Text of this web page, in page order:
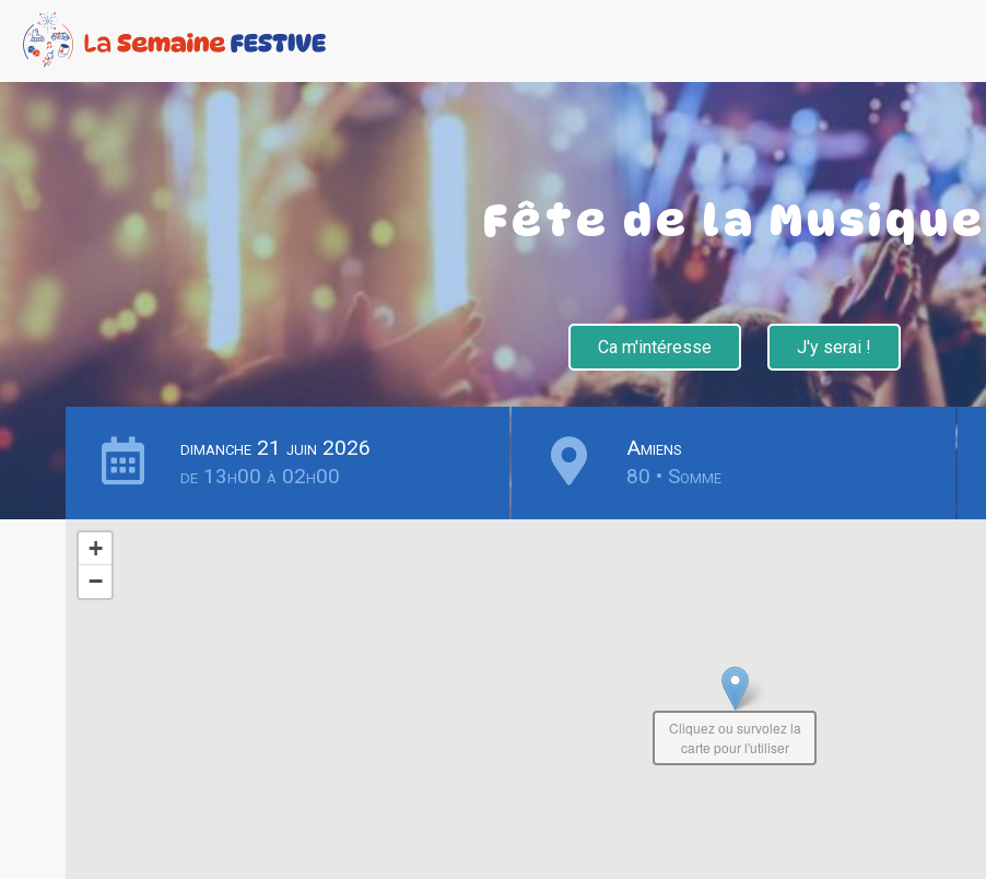
Fête de la Musique
Ca m'intéresse J'y serai !
dimanche 21 juin 2026
de 13h00 à 02h00
Amiens
80 • Somme
+
−
Cliquez ou survolez la
carte pour l'utiliser